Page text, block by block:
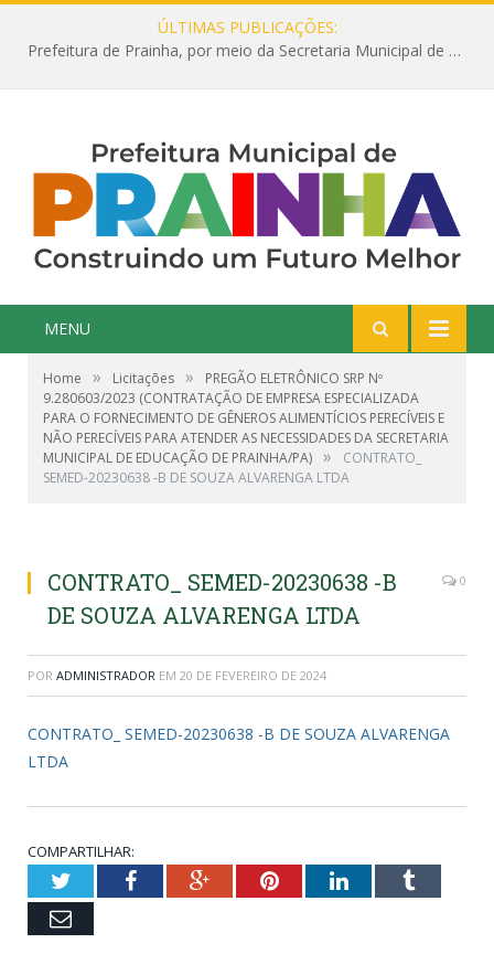
ÚLTIMAS PUBLICAÇÕES:
Prefeitura de Prainha, por meio da Secretaria Municipal de Educação, abre 354 vagas na área da Educação para 2025 com processo seletivo simplificado
MENU
Home » Licitações »
PREGÃO ELETRÔNICO SRP Nº
9.280603/2023 (CONTRATAÇÃO DE EMPRESA ESPECIALIZADA
PARA O FORNECIMENTO DE GÊNEROS ALIMENTÍCIOS PERECÍVEIS E
NÃO PERECÍVEIS PARA ATENDER AS NECESSIDADES DA SECRETARIA
MUNICIPAL DE EDUCAÇÃO DE PRAINHA/PA) »
CONTRATO_
SEMED-20230638 -B DE SOUZA ALVARENGA LTDA
CONTRATO_ SEMED-20230638 -B
DE SOUZA ALVARENGA LTDA
0
POR ADMINISTRADOR EM 20 DE FEVEREIRO DE 2024
CONTRATO_ SEMED-20230638 -B DE SOUZA ALVARENGA
LTDA
COMPARTILHAR:
TwitterFacebookGoogle+PinterestLinkedInTumblr
Email